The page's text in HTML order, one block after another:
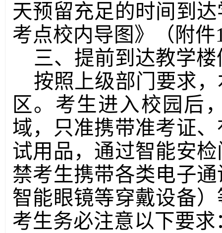
天预留充足的时间到
考点校内导图 》（附件
三、提前到达教学楼
按照上级部门要求
区 。 考生进入校园后
域，只准携带准考证
试用品，通过智能安
禁考生携带各类电子
智能眼镜等穿戴设备
考生务必注意以下要求